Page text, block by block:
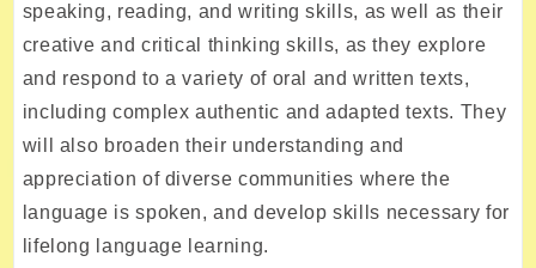
speaking, reading, and writing skills, as well as their
creative and critical thinking skills, as they explore
and respond to a variety of oral and written texts,
including complex authentic and adapted texts. They
will also broaden their understanding and
appreciation of diverse communities where the
language is spoken, and develop skills necessary for
lifelong language learning.